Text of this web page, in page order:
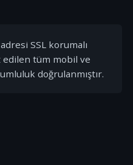
SSL korumalı
edilen tüm mobil ve
doğrulanmıştır.